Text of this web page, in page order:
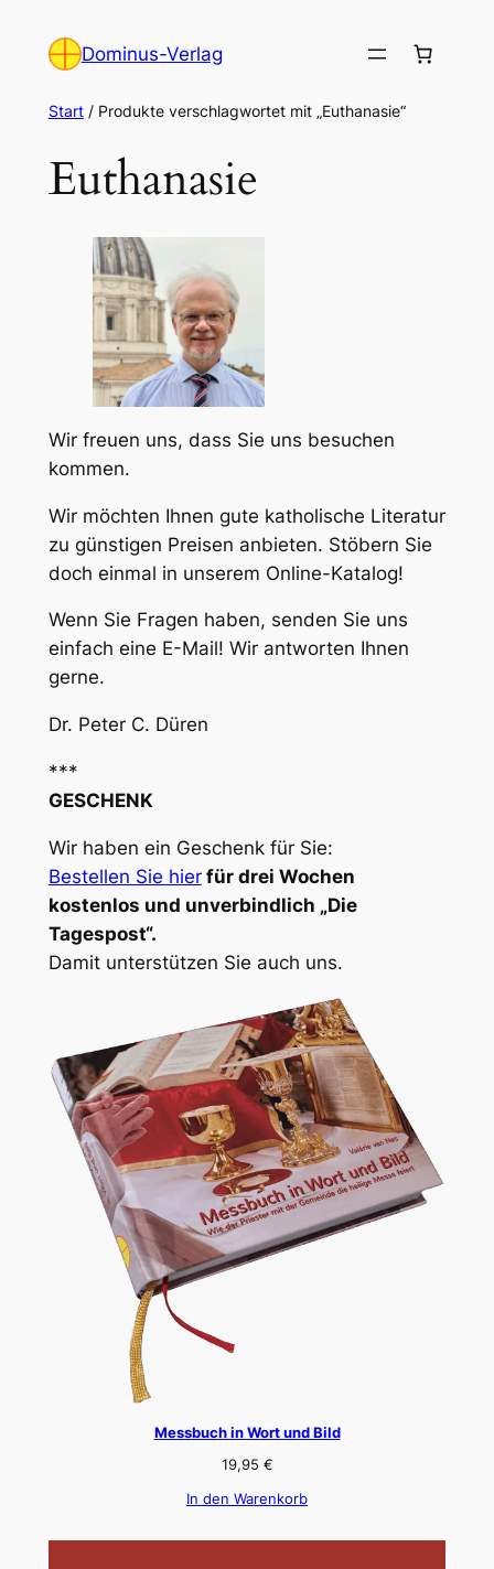
Inhalt
Dominus-Verlag
Start/ Produkte verschlagwortet mit „Euthanasie“
Euthanasie
Wir freuen uns, dass Sie uns besuchen
kommen.
Wir möchten Ihnen gute katholische Literatur
zu günstigen Preisen anbieten. Stöbern Sie
doch einmal in unserem Online-Katalog!
Wenn Sie Fragen haben, senden Sie uns
einfach eine E-Mail! Wir antworten Ihnen
gerne.
Dr. Peter C. Düren
***
GESCHENK
Wir haben ein Geschenk für Sie:
Bestellen Sie hier für drei Wochen
kostenlos und unverbindlich „Die
Tagespost“.
Damit unterstützen Sie auch uns.
Messbuch in Wort und Bild
19,95 €
In den Warenkorb